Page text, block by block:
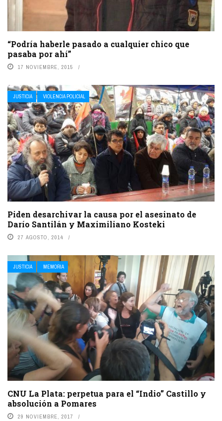
“Podría haberle pasado a cualquier chico que
pasaba por ahí”
17 NOVIEMBRE, 2015
JUSTICIA VIOLENCIA POLICIAL
Piden desarchivar la causa por el asesinato de
Darío Santilán y Maximiliano Kosteki
27 AGOSTO, 2014
JUSTICIA MEMORIA
CNU La Plata: perpetua para el “Indio” Castillo y
absolución a Pomares
29 NOVIEMBRE, 2017